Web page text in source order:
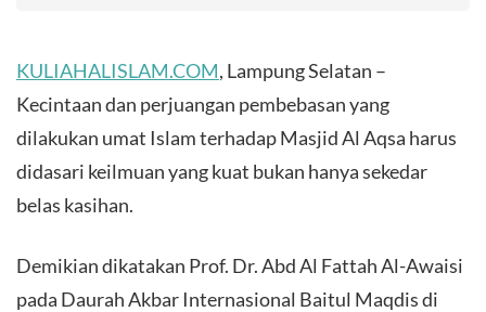
KULIAHALISLAM.COM, Lampung Selatan –
Kecintaan dan perjuangan pembebasan yang
dilakukan umat Islam terhadap Masjid Al Aqsa harus
didasari keilmuan yang kuat bukan hanya sekedar
belas kasihan.
Demikian dikatakan Prof. Dr. Abd Al Fattah Al-Awaisi
pada Daurah Akbar Internasional Baitul Maqdis di